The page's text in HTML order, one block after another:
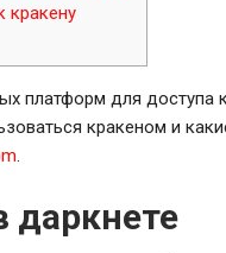
кракену
платформ для доступа
кракеном и
.
даркнете